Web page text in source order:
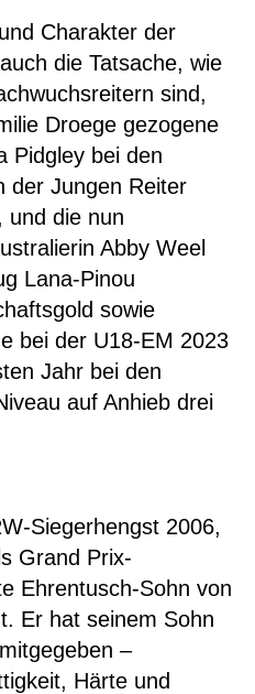
Charakter der
die Tatsache, wie
sind,
Droege gezogene
Pidgley bei den
der Jungen Reiter
und die nun
Abby Weel
Lana-Pinou
sowie
bei der U18-EM 2023
Jahr bei den
auf Anhieb drei
Siegerhengst 2006,
Grand Prix-
Ehrentusch-Sohn von
Er hat seinem Sohn
–
Härte und